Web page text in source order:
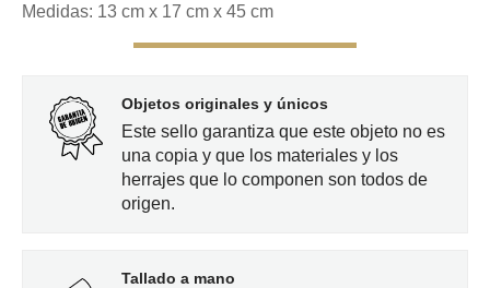
Medidas: 13 cm x 17 cm x 45 cm
Objetos originales y únicos
Este sello garantiza que este objeto no es
una copia y que los materiales y los
herrajes que lo componen son todos de
origen.
Tallado a mano